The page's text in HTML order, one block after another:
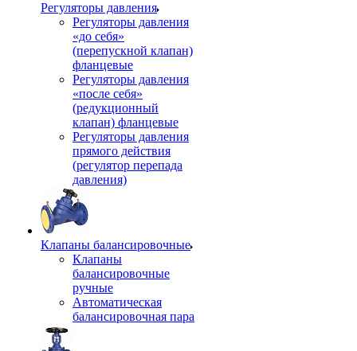
Регуляторы давления
Регуляторы давления
«до себя»
(перепускной клапан)
фланцевые
Регуляторы давления
«после себя»
(редукционный
клапан) фланцевые
Регуляторы давления
прямого действия
(регулятор перепада
давления)
Клапаны балансировочные
Клапаны
балансировочные
ручные
Автоматическая
балансировочная пара